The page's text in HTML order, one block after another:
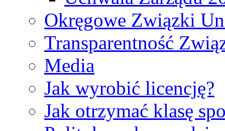
Okręgowe Związki
Transparentność
Media
Jak wyrobić licencję?
Jak otrzymać klasę